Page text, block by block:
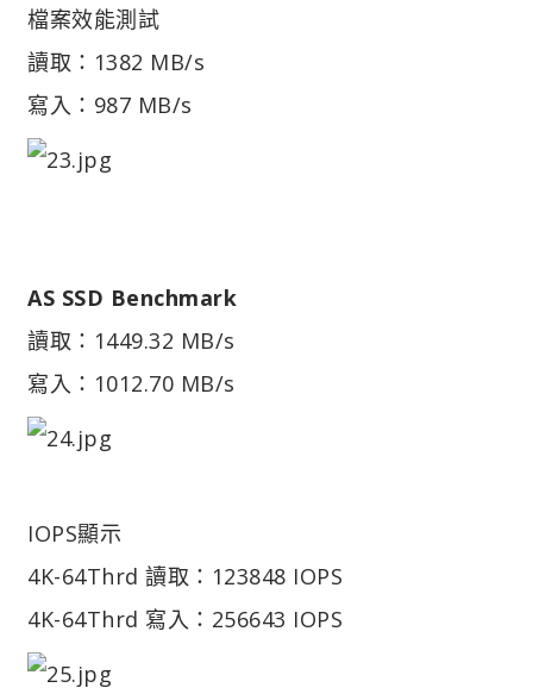
檔案效能測試
讀取：1382 MB/s
寫入：987 MB/s
AS SSD Benchmark
讀取：1449.32 MB/s
寫入：1012.70 MB/s
IOPS顯示
4K-64Thrd 讀取：123848 IOPS
4K-64Thrd 寫入：256643 IOPS